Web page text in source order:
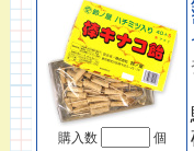
購入数 個